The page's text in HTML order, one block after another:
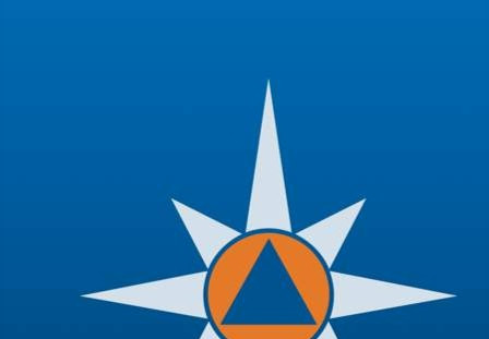
паводковой обстановке
в Красноярском крае 16